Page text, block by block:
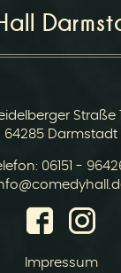
Straße
64285 Darmstadt
06151 -
Impressum